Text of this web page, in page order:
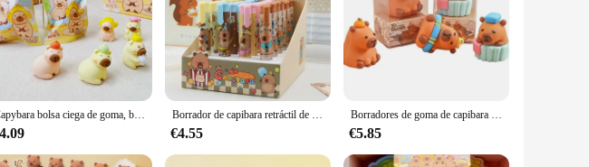
The triangular shape of these gomas de borrar is not only aesthetically pleasing but also
you're a professional artist, a student, or an enthusiast, the capybara borrador is your go-to
ensuring that your corrections remain precise and consistent over time. The set includes
you're working on a detailed sketch, a fine-art piece, or a complex design, these
Capybara bolsa ciega de goma, borrador de lápiz de dibujos animados de Anime, artículos de papelería para estudiantes, niños, ir a la escuela, regalo de cumpleaños Borrador de capibara retráctil de dibujos animados, borrador suave y limpio, lápiz de prensado creativo, regalos de papelería para estudiantes, 1/4 Uds.
€4.55
Borradores de goma de capibara de dibujos animados, papelería estética Kawaii, suministros de oficina, borradores de goma tridimensionales bonitos, regalo, 1 Uds.
€5.85